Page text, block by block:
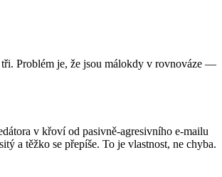
Problém je, že jsou málokdy v rovnováze —
v křoví od pasivně-agresivního e-mailu
a těžko se přepíše. To je vlastnost, ne chyba.